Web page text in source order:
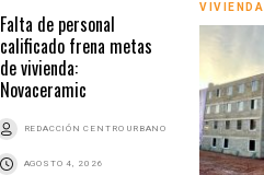
Falta de personal
calificado frena metas
de vivienda:
Novaceramic
REDACCIÓN CENTRO URBANO
AGOSTO 4, 2026
VIVIENDA